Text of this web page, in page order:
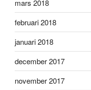
mars 2018
februari 2018
januari 2018
december 2017
november 2017